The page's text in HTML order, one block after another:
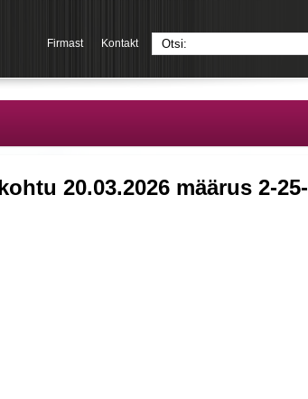
Firmast Kontakt
20.03.2026 määrus 2-25-